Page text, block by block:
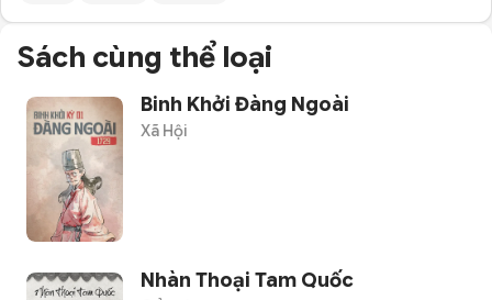
Sách cùng thể loại
Binh Khởi Đàng Ngoài
Xã Hội
Nhàn Thoại Tam Quốc